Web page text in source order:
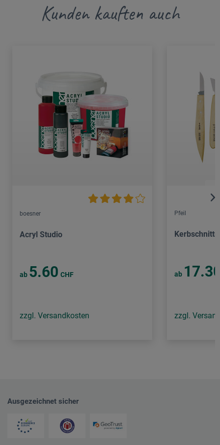
Kunden kauften auch
boesner
Acryl Studio
ab 5.60 CHF
zzgl. Versandkosten
Pfeil
ab
zzgl.
Ausgezeichnet sicher